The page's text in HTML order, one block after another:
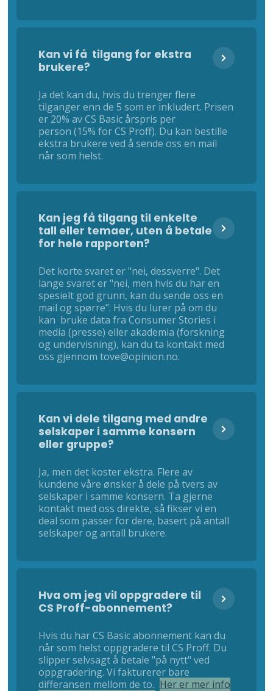
Kan vi få tilgang for ekstra
brukere?
Ja det kan du, hvis du trenger flere
tilganger enn de 5 som er inkludert. Prisen
er 20% av CS Basic årspris per
person (15% for CS Proff). Du kan bestille
ekstra brukere ved å sende oss en mail
når som helst.
Kan jeg få tilgang til enkelte
tall eller temaer, uten å betale
for hele rapporten?
Det korte svaret er "nei, dessverre". Det
lange svaret er "nei, men hvis du har en
spesielt god grunn, kan du sende oss en
mail og spørre". Hvis du lurer på om du
kan bruke data fra Consumer Stories i
media (presse) eller akademia (forskning
og undervisning), kan du ta kontakt med
oss gjennom tove@opinion.no.
Kan vi dele tilgang med andre
selskaper i samme konsern
eller gruppe?
Ja, men det koster ekstra. Flere av
kundene våre ønsker å dele på tvers av
selskaper i samme konsern. Ta gjerne
kontakt med oss direkte, så fikser vi en
deal som passer for dere, basert på antall
selskaper og antall brukere.
Hva om jeg vil oppgradere til
CS Proff-abonnement?
Hvis du har CS Basic abonnement kan du
når som helst oppgradere til CS Proff. Du
slipper selvsagt å betale "på nytt" ved
oppgradering. Vi fakturerer bare
differansen mellom de to. Her er mer info